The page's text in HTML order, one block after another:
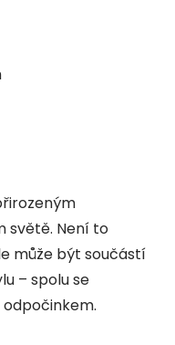
světě. Není to
může být součástí
– spolu se